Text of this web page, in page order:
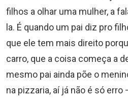
filhos a olhar uma mulher, a
la. É quando um pai diz pro
que ele tem mais direito
carro, que a coisa começa a
mesmo pai ainda põe o
na pizzaria, aí já não é só